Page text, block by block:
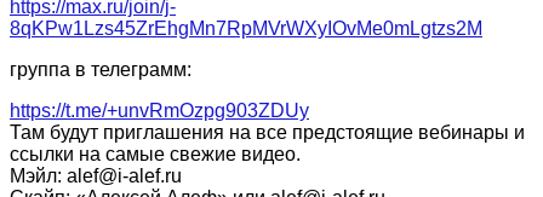
https://max.ru/join/j-
8qKPw1Lzs45ZrEhgMn7RpMVrWXyIOvMe0mLgtzs2M
группа в телеграмм:
https://t.me/+unvRmOzpg903ZDUy
Там будут приглашения на все предстоящие вебинары и
ссылки на самые свежие видео.
Мэйл: alef@i-alef.ru